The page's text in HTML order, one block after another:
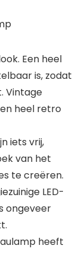
Een heel
is, zodat
Vintage
heel retro
iets vrij,
van het
te creëren.
LED-
ongeveer
heeft